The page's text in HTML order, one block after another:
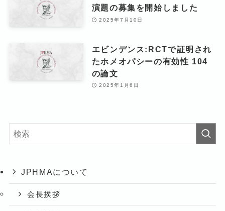
演題の募集を開始しました
2025年7月10日
エビンデンス:RCTで証明され
たホメオパシーの有効性 104
の論文
2025年1月6日
JPHMAについて
会長挨拶